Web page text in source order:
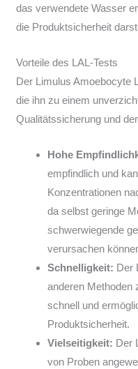
das verwendete Wasser
die Produktsicherheit
Vorteile des LAL-Tests
Der Limulus Amoebocyte
die ihn zu einem
Qualitätssicherung und
Hohe
empfindlich und
Konzentrationen
da selbst geringe
schwerwiegende
verursachen
Schnelligkeit: Der
anderen Methoden
schnell und
Produktsicherheit.
Vielseitigkeit: Der
von Proben